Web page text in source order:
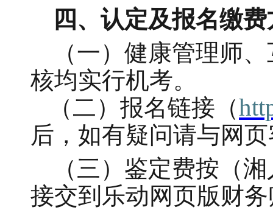
四、认定及报名缴
（一）健康管理师
核均实行机考。
（二）报名链接（
后，如有疑问请与网
（三）鉴定费按（
接交到乐动网页版财